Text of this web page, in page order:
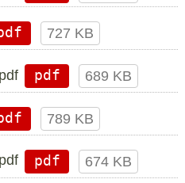
727 KB
pdf 689 KB
789 KB
pdf 674 KB